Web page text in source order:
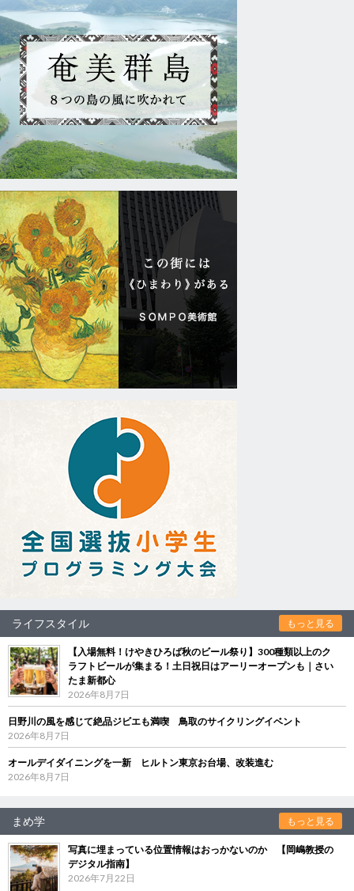
ライフスタイル もっと見る
【入場無料！けやきひろば秋のビール祭り】300種類以上のク
ラフトビールが集まる！土日祝日はアーリーオープンも｜さい
たま新都心
2026年8月7日
日野川の風を感じて絶品ジビエも満喫 鳥取のサイクリングイベント
2026年8月7日
オールデイダイニングを一新 ヒルトン東京お台場、改装進む
2026年8月7日
まめ学 もっと見る
写真に埋まっている位置情報はおっかないのか 【岡嶋教授の
デジタル指南】
2026年7月22日